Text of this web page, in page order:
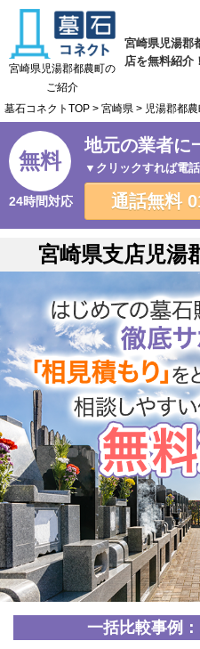
宮崎県児湯郡
店を無料紹介！
宮崎県児湯郡都農町の
ご紹介
墓石コネクトTOP > 宮崎県 > 児湯郡都
無料
24時間対応
地元の業者に
▼クリックすれば電
通話無料
宮崎県支店児湯
一括比較事例